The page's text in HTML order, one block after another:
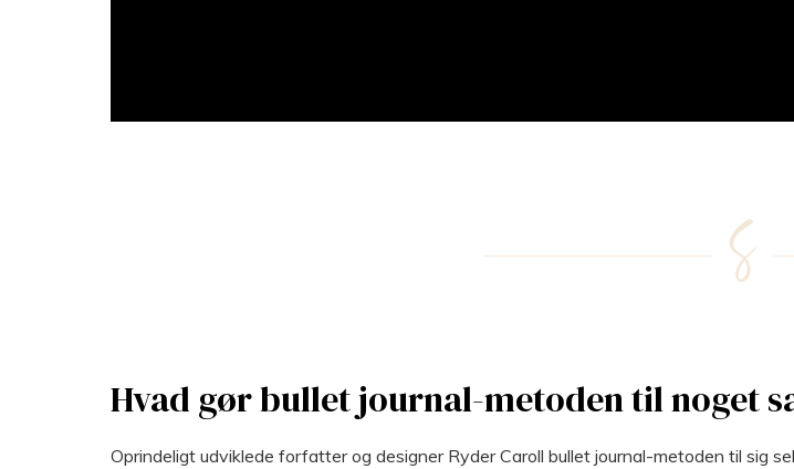
Hvad gør bullet journal-metoden til noget
Oprindeligt udviklede forfatter og designer Ryder Caroll bullet journal-metoden til